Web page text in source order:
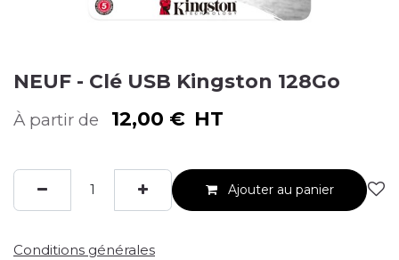
NEUF - Clé USB Kingston 128Go
À partir de 12,00 € HT
Ajouter au panier
Conditions générales